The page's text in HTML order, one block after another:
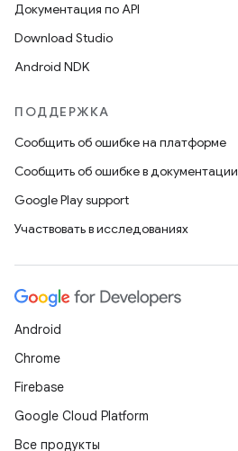
Документация по API
Download Studio
Android NDK
ПОДДЕРЖКА
Сообщить об ошибке на платформе
Сообщить об ошибке в документации
Google Play support
Участвовать в исследованиях
Android
Chrome
Firebase
Google Cloud Platform
Все продукты